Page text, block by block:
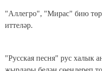
"Аллегро", "Мирас" бию
иттеләр.
"Русская песня" рус халык